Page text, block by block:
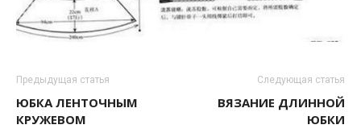
Предыдущая статья
ЮБКА ЛЕНТОЧНЫМ
КРУЖЕВОМ
Следующая статья
ВЯЗАНИЕ ДЛИННОЙ
ЮБКИ